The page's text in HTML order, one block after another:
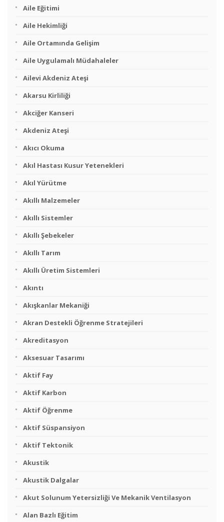
Aile Eğitimi
Aile Hekimliği
Aile Ortamında Gelişim
Aile Uygulamalı Müdahaleler
Ailevi Akdeniz Ateşi
Akarsu Kirliliği
Akciğer Kanseri
Akdeniz Ateşi
Akıcı Okuma
Akıl Hastası Kusur Yetenekleri
Akıl Yürütme
Akıllı Malzemeler
Akıllı Sistemler
Akıllı Şebekeler
Akıllı Tarım
Akıllı Üretim Sistemleri
Akıntı
Akışkanlar Mekaniği
Akran Destekli Öğrenme Stratejileri
Akreditasyon
Aksesuar Tasarımı
Aktif Fay
Aktif Karbon
Aktif Öğrenme
Aktif Süspansiyon
Aktif Tektonik
Akustik
Akustik Dalgalar
Akut Solunum Yetersizliği Ve Mekanik Ventilasyon
Alan Bazlı Eğitim